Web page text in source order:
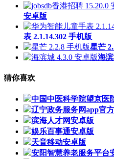
安卓版
表 2.1.14.302 手机版
星芒
海
猜你喜欢
中国中医科学院望京医
辽宁政务服务网app官
滨海人才网安卓版
娱乐百事通安卓版
天音移动安卓版
安阳智慧养老服务平台